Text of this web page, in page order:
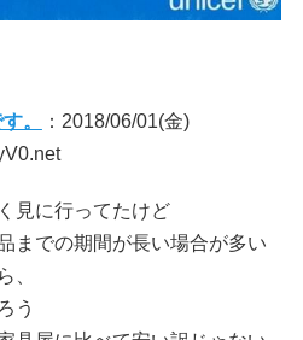
。
：2018/06/01(金)
見に行ってたけど
までの期間が長い場合が多い
、
う